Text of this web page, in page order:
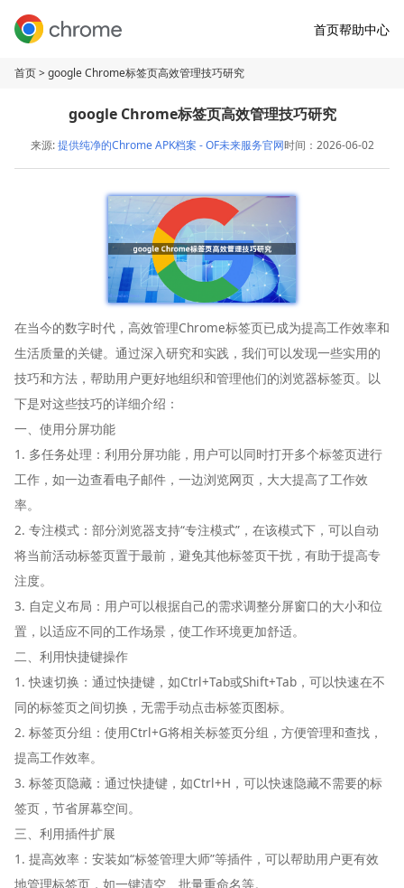
首页帮助中心
首页> google Chrome标签页高效管理技巧研究
google Chrome标签页高效管理技巧研究
来源:提供纯净的Chrome APK档案 - OF未来服务官网时间：2026-06-02
在当今的数字时代，高效管理Chrome标签页已成为提高工作效率和
生活质量的关键。通过深入研究和实践，我们可以发现一些实用的
技巧和方法，帮助用户更好地组织和管理他们的浏览器标签页。以
下是对这些技巧的详细介绍：
一、使用分屏功能
1. 多任务处理：利用分屏功能，用户可以同时打开多个标签页进行
工作，如一边查看电子邮件，一边浏览网页，大大提高了工作效
率。
2. 专注模式：部分浏览器支持“专注模式”，在该模式下，可以自动
将当前活动标签页置于最前，避免其他标签页干扰，有助于提高专
注度。
3. 自定义布局：用户可以根据自己的需求调整分屏窗口的大小和位
置，以适应不同的工作场景，使工作环境更加舒适。
二、利用快捷键操作
1. 快速切换：通过快捷键，如Ctrl+Tab或Shift+Tab，可以快速在不
同的标签页之间切换，无需手动点击标签页图标。
2. 标签页分组：使用Ctrl+G将相关标签页分组，方便管理和查找，
提高工作效率。
3. 标签页隐藏：通过快捷键，如Ctrl+H，可以快速隐藏不需要的标
签页，节省屏幕空间。
三、利用插件扩展
1. 提高效率：安装如“标签管理大师”等插件，可以帮助用户更有效
地管理标签页，如一键清空、批量重命名等。